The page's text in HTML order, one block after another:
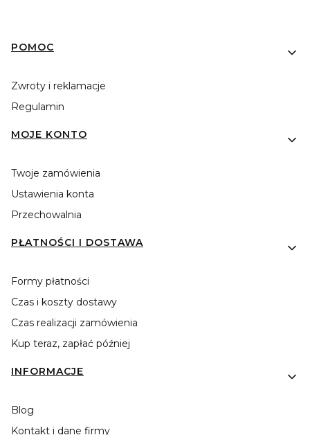
Linki w stopce
POMOC
Zwroty i reklamacje
Regulamin
MOJE KONTO
Twoje zamówienia
Ustawienia konta
Przechowalnia
PŁATNOŚCI I DOSTAWA
Formy płatności
Czas i koszty dostawy
Czas realizacji zamówienia
Kup teraz, zapłać później
INFORMACJE
Blog
Kontakt i dane firmy